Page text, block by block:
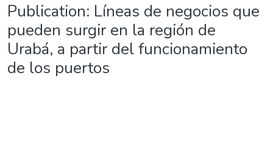
Publication: Líneas de negocios que
pueden surgir en la región de
Urabá, a partir del funcionamiento
de los puertos